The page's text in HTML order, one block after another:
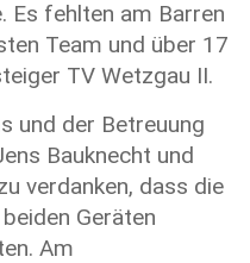
Es fehlten am Barren
Team und über 17
TV Wetzgau II.
und der Betreuung
Bauknecht und
verdanken, dass die
Geräten
Am